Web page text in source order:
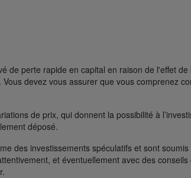
de perte rapide en capital en raison de l'effet
devez vous assurer que vous comprenez
de prix, qui donnent la possibilité à
déposé.
des investissements spéculatifs et sont
et éventuellement avec des